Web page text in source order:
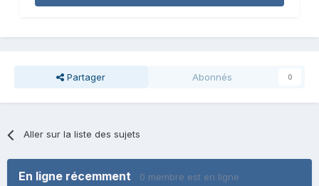
Partager Abonnés 0
Aller sur la liste des sujets
En ligne récemment 0 membre est en ligne